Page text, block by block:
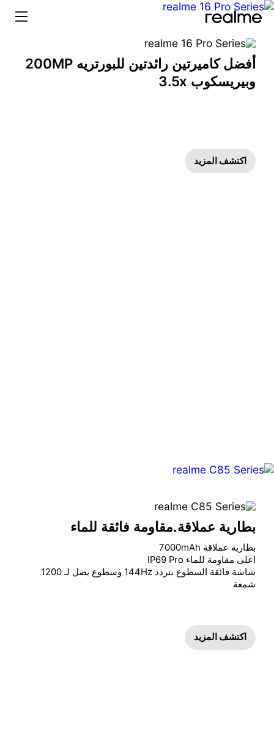
realme الشرق الأوسط وأفريقيا – هواتف ذكية، صوتيات و AIoT
أفضل كاميرتين رائدتين للبورتريه 200MP
وبيريسكوب 3.5x
اكتشف المزيد
بطارية عملاقة.مقاومة فائقة للماء
بطارية عملاقة 7000mAh
شمعة
اكتشف المزيد